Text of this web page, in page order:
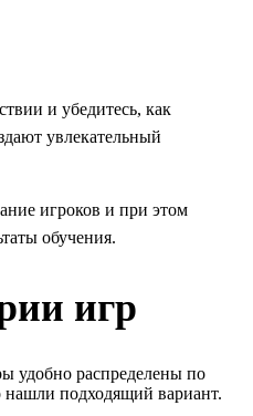
и убедитесь, как
увлекательный
игроков и при этом
обучения.
игр
удобно распределены по
нашли подходящий вариант.